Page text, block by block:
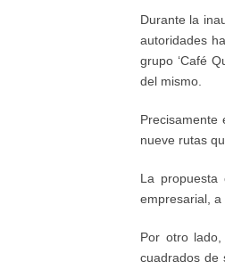
Durante la
autoridades
grupo ‘Café
del mismo.
Precisamente
nueve rutas
La propuesta
empresarial, a
Por otro
cuadrados de